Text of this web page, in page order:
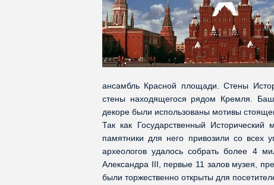
ансамбль Красной площади. Стены
стены находящегося рядом Кремля.
декоре были использованы мотивы
Так как Государственный
памятники для него привозили со всех
археологов удалось собрать более 4
Александра III, первые 11 залов музея,
были торжественно открыты для